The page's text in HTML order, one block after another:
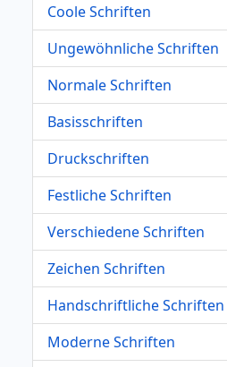
Coole Schriften
Ungewöhnliche Schriften
Normale Schriften
Basisschriften
Druckschriften
Festliche Schriften
Verschiedene Schriften
Zeichen Schriften
Handschriftliche Schriften
Moderne Schriften